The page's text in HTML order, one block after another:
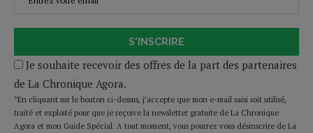
S'INSCRIRE
Je souhaite recevoir des offres de la part des partenaires
de La Chronique Agora.
*En cliquant sur le bouton ci-dessus, j’accepte que mon e-mail saisi soit utilisé,
traité et exploité pour que je reçoive la newsletter gratuite de La Chronique
Agora et mon Guide Spécial. A tout moment, vous pourrez vous désinscrire de La